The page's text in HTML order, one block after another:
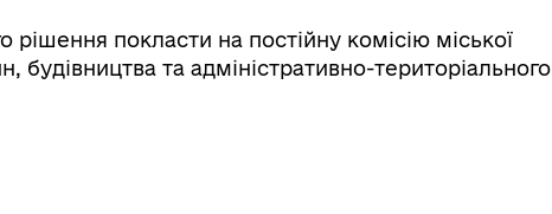
покласти на постійну комісію міської
будівництва та адміністративно-територіального